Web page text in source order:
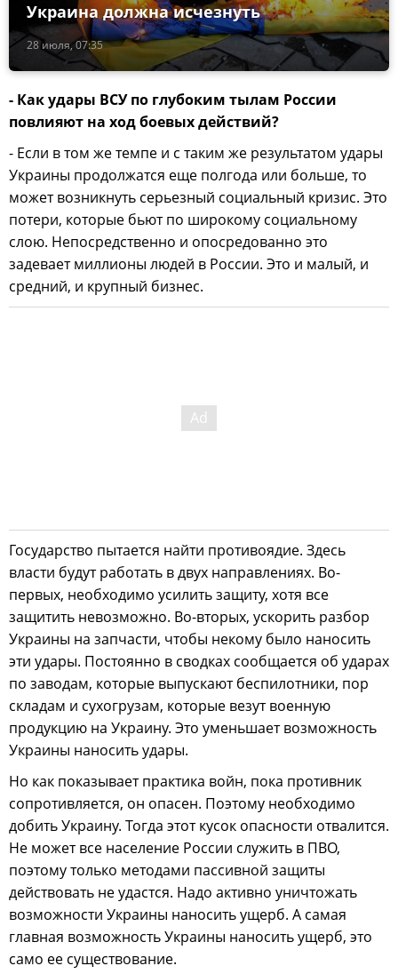
28 июля, 07:35
Украина должна исчезнуть
- Как удары ВСУ по глубоким тылам России
повлияют на ход боевых действий?
- Если в том же темпе и с таким же результатом удары
Украины продолжатся еще полгода или больше, то
может возникнуть серьезный социальный кризис. Это
потери, которые бьют по широкому социальному
слою. Непосредственно и опосредованно это
задевает миллионы людей в России. Это и малый, и
средний, и крупный бизнес.
Государство пытается найти противоядие. Здесь
власти будут работать в двух направлениях. Во-
первых, необходимо усилить защиту, хотя все
защитить невозможно. Во-вторых, ускорить разбор
Украины на запчасти, чтобы некому было наносить
эти удары. Постоянно в сводках сообщается об ударах
по заводам, которые выпускают беспилотники, пор
складам и сухогрузам, которые везут военную
продукцию на Украину. Это уменьшает возможность
Украины наносить удары.
Но как показывает практика войн, пока противник
сопротивляется, он опасен. Поэтому необходимо
добить Украину. Тогда этот кусок опасности отвалится.
Не может все население России служить в ПВО,
поэтому только методами пассивной защиты
действовать не удастся. Надо активно уничтожать
возможности Украины наносить ущерб. А самая
главная возможность Украины наносить ущерб, это
само ее существование.